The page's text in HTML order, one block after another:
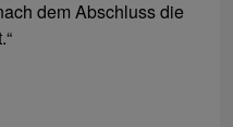
dem Abschluss die